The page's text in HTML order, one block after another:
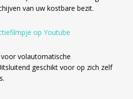
van uw kostbare bezit.
op Youtube
volautomatische
geschikt voor op zich zelf